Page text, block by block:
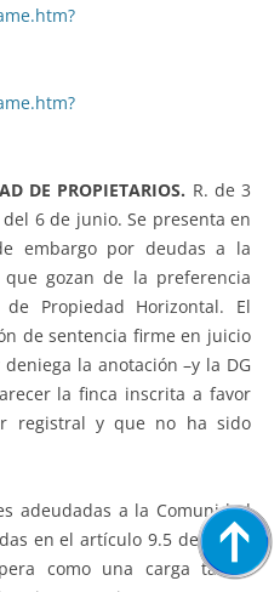
DE PROPIETARIOS. R. de 3
6 de junio. Se presenta en
embargo por deudas a la
gozan de la preferencia
Propiedad Horizontal. El
de sentencia firme en juicio
la anotación –y la DG
la finca inscrita a favor
registral y que no ha sido
adeudadas a la Comunidad
en el artículo 9.5 de la Ley
como una carga tácita,